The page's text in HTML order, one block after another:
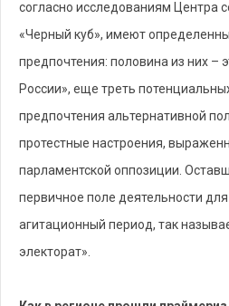
согласно исследованиям Центра
«Черный куб», имеют
предпочтения: половина из них –
России», еще треть
предпочтения альтернативной
протестные настроения,
парламентской оппозиции.
первичное поле деятельности
агитационный период, так
электорат».